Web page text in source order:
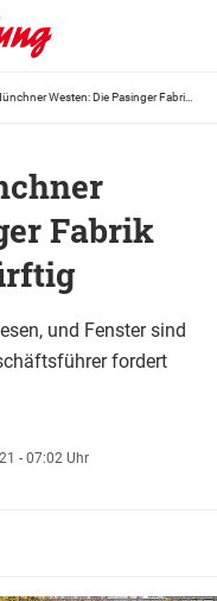
Fabrik
und Fenster sind
fordert
- 07:02 Uhr